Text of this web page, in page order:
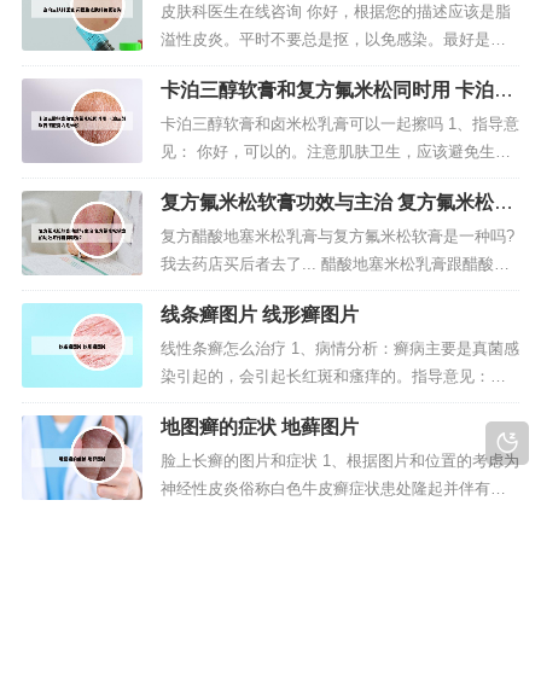
皮肤科医生在线咨询 你好，根据您的描述应该是脂
溢性皮炎。平时不要总是抠，以免感染。最好是到
当地比较大的医院明确诊断一下，以便放心。问题
不大的，不要太过担心。互联网医院平台：互联网
医院平台是专门为在线问诊和远程医疗服务而设立
的在线平台。患者可以通过这些平台注册账号，选
择相关科室和医生，进行在线咨询、预...
卡泊三醇软膏和复方氟米松同时用 卡泊三
醇软膏搭配复方氟米松
卡泊三醇软膏和卤米松乳膏可以一起擦吗 1、指导意
见： 你好，可以的。注意肌肤卫生，应该避免生冷
辛辣等不良刺激的。2、使用药物：可以在医生的指
导下外用卡泊三醇软膏和卤米松乳膏，并配合口服
消银片，丹青胶囊等中成药。3、你好，这个是可以
的，没有太大的影响。一般在孕期，这些外用药物
还是可以使用的，不会对胎儿...
复方氟米松软膏功效与主治 复方氟米松软
膏的功效与作用有哪些?
复方醋酸地塞米松乳膏与复方氟米松软膏是一种吗?
我去药店买后者去了... 醋酸地塞米松乳膏跟醋酸氟
轻松乳膏都是激素类的外用药，醋酸地塞米松乳膏
用于过敏性和自身免疫性炎症性疾病，如局限性瘙
痒症，神经性皮炎，接触性皮炎等。醋酸氟轻松乳
膏用于过敏性皮炎，异位性皮炎，接触性皮炎，脂
溢性皮炎等。作用类别】本品为...
线条癣图片 线形癣图片
线性条癣怎么治疗 1、病情分析：癣病主要是真菌感
染引起的，会引起长红斑和瘙痒的。指导意见：建
议你可以服用灰黄霉素片，另外配合外擦达克宁软
膏。注意患部卫生，不要用手去抓患部，勤换内衣
内裤。2、吃新鲜的水果、蔬菜、如苹果、梨、香
蕉、橙子等新鲜绿叶蔬菜、豆腐、苦瓜等清淡饮
地图癣的症状 地藓图片
脸上长癣的图片和症状 1、根据图片和位置的考虑为
神经性皮炎俗称白色牛皮癣症状患处隆起并伴有瘙